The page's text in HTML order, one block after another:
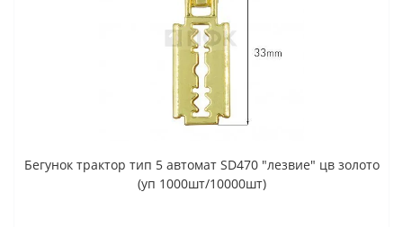
Бегунок трактор тип 5 автомат SD470 "лезвие" цв золото
(уп 1000шт/10000шт)